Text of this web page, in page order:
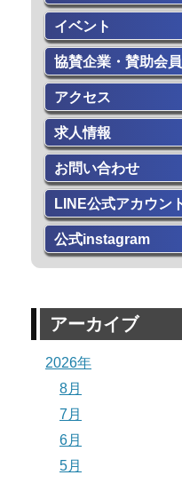
イベント
協賛企業・賛助会
アクセス
求人情報
お問い合わせ
LINE公式アカウン
公式instagram
アーカイブ
2026年
8月
7月
6月
5月